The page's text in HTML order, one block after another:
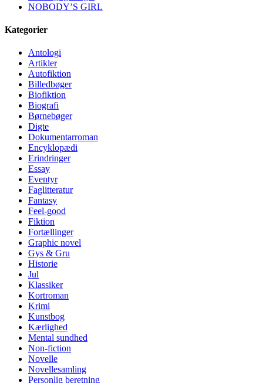
NOBODY’S GIRL
Kategorier
Antologi
Artikler
Autofiktion
Billedbøger
Biofiktion
Biografi
Børnebøger
Digte
Dokumentarroman
Encyklopædi
Erindringer
Essay
Eventyr
Faglitteratur
Fantasy
Feel-good
Fiktion
Fortællinger
Graphic novel
Gys & Gru
Historie
Jul
Klassiker
Kortroman
Krimi
Kunstbog
Kærlighed
Mental sundhed
Non-fiction
Novelle
Novellesamling
Personlig beretning